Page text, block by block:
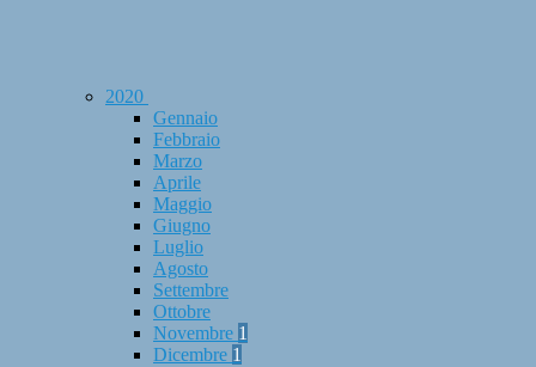
2020
Gennaio
Febbraio
Marzo
Aprile
Maggio
Giugno
Luglio
Agosto
Settembre
Ottobre
Novembre 1
Dicembre 1